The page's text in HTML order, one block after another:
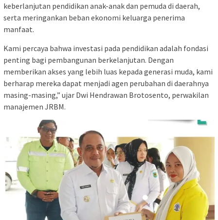
keberlanjutan pendidikan anak-anak dan pemuda di daerah,
serta meringankan beban ekonomi keluarga penerima
manfaat.
Kami percaya bahwa investasi pada pendidikan adalah fondasi
penting bagi pembangunan berkelanjutan. Dengan
memberikan akses yang lebih luas kepada generasi muda, kami
berharap mereka dapat menjadi agen perubahan di daerahnya
masing-masing,” ujar Dwi Hendrawan Brotosento, perwakilan
manajemen JRBM.